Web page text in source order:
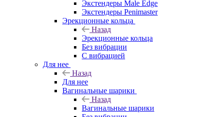
Экстендеры Male Edge
Экстендеры Penimaster
Эрекционные кольца
Назад
Эрекционные кольца
Без вибрации
С вибрацией
Для нее
Назад
Для нее
Вагинальные шарики
Назад
Вагинальные шарики